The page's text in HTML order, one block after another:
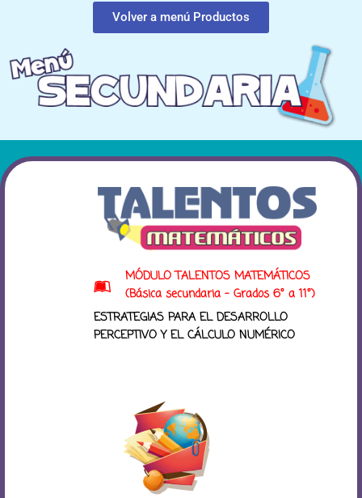
Volver a menú Productos
MÓDULO TALENTOS MATEMÁTICOS
(Básica secundaria - Grados 6° a 11°)
ESTRATEGIAS PARA EL DESARROLLO
PERCEPTIVO Y EL CÁLCULO NUMÉRICO